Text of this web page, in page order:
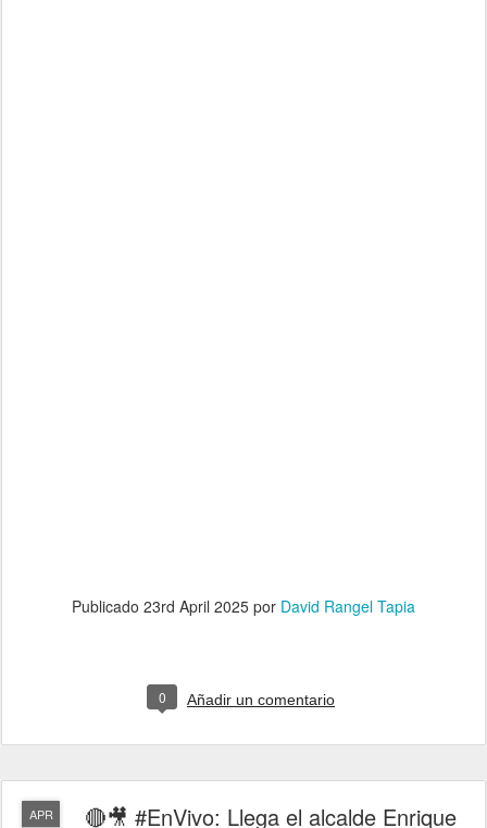
Publicado 23rd April 2025 por David Rangel Tapia
0 Añadir un comentario
APR
🔴🎥 #EnVivo: Llega el alcalde Enrique